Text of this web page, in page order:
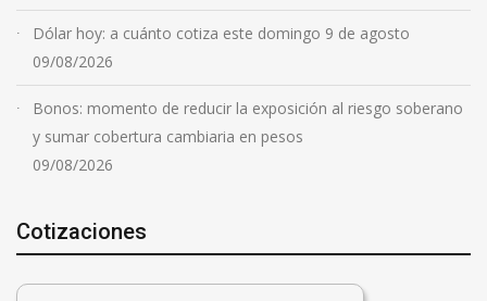
Dólar hoy: a cuánto cotiza este domingo 9 de agosto
09/08/2026
Bonos: momento de reducir la exposición al riesgo soberano
y sumar cobertura cambiaria en pesos
09/08/2026
Cotizaciones